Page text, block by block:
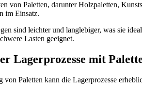
von Paletten, darunter Holzpaletten,
im Einsatz.
sind leichter und langlebiger, was sie
Lasten geeignet.
Lagerprozesse mit
Paletten kann die Lagerprozesse